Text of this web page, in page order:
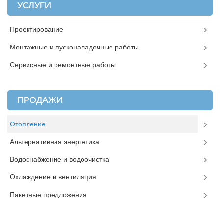
УСЛУГИ
Проектирование
Монтажные и пусконаладочные работы
Сервисные и ремонтные работы
ПРОДАЖИ
Отопление
Альтернативная энергетика
Водоснабжение и водоочистка
Охлаждение и вентиляция
Пакетные предложения